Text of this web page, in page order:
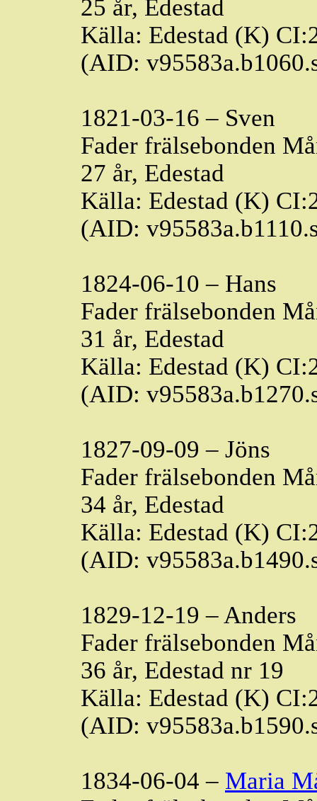
25 år, Edestad
Källa: Edestad (K)
(AID:
1821-03-16 – Sven
Fader frälsebonden
27 år, Edestad
Källa: Edestad (K)
(AID:
1824-06-10 – Hans
Fader frälsebonden
31 år, Edestad
Källa: Edestad (K)
(AID:
1827-09-09 – Jöns
Fader frälsebonden
34 år, Edestad
Källa: Edestad (K)
(AID:
1829-12-19 – Anders
Fader frälsebonden
36 år, Edestad nr 19
Källa: Edestad (K)
(AID:
1834-06-04 – Maria